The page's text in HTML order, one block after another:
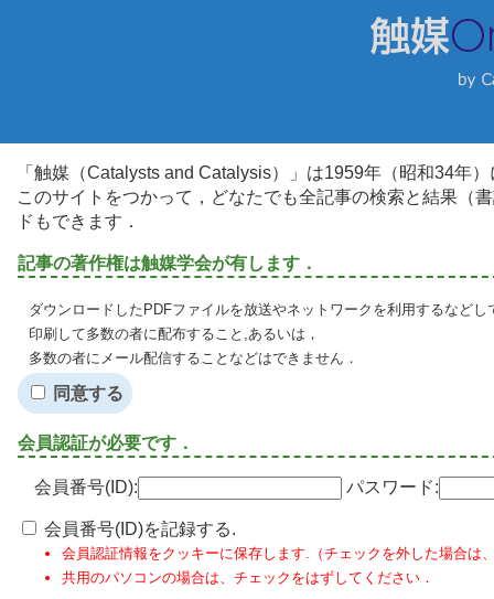
「触媒（Catalysts and Catalysis）」は1959年（昭和34年
このサイトをつかって，どなたでも全記事の検索と結果（
ドもできます．
記事の著作権は触媒学会が有します．
ダウンロードしたPDFファイルを放送やネットワークを利用するなど
印刷して多数の者に配布すること,あるいは，
多数の者にメール配信することなどはできません．
同意する
会員認証が必要です．
会員番号(ID): パスワード:
会員番号(ID)を記録する.
会員認証情報をクッキーに保存します.（チェックを外した場合は
共用のパソコンの場合は、チェックをはずしてください．